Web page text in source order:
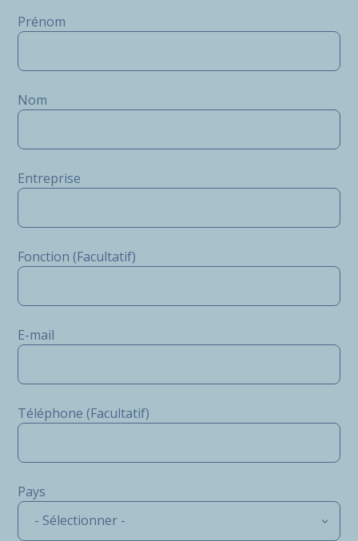
Prénom
Nom
Entreprise
Fonction (Facultatif)
E-mail
Téléphone (Facultatif)
Pays
- Sélectionner -